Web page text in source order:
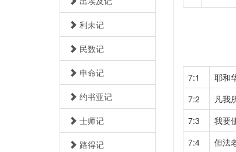
利未记
民数记
申命记
约书亚记
士师记
路得记
7:1
耶和
7:2
凡我
7:3
我要
7:4
但法